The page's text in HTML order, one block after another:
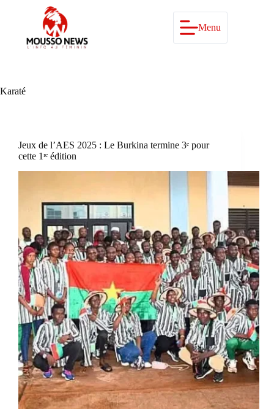
Menu
Karaté
Jeux de l’AES 2025 : Le Burkina termine 3ᵉ pour
cette 1ʳᵉ édition